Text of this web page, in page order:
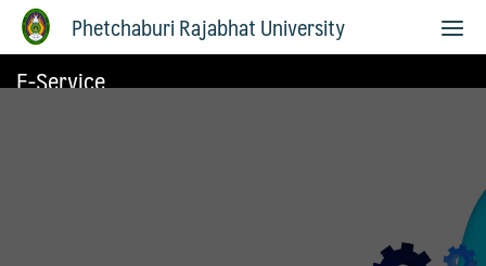
Phetchaburi Rajabhat University
E-Service